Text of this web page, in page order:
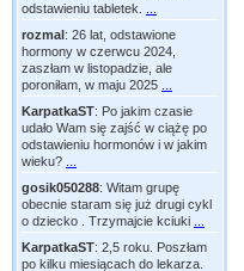
odstawieniu tabletek.
rozmal: 26 lat, odstawione
hormony w czerwcu 2024,
zaszłam w listopadzie, ale
poroniłam, w maju 2025
KarpatkaST: Po jakim czasie
udało Wam się zajść w ciążę po
odstawieniu hormonów i w jakim
wieku?
gosik050288: Witam grupę
obecnie staram się już drugi cykl
o dziecko . Trzymajcie kciuki
KarpatkaST: 2,5 roku. Poszłam
po kilku miesiącach do lekarza.